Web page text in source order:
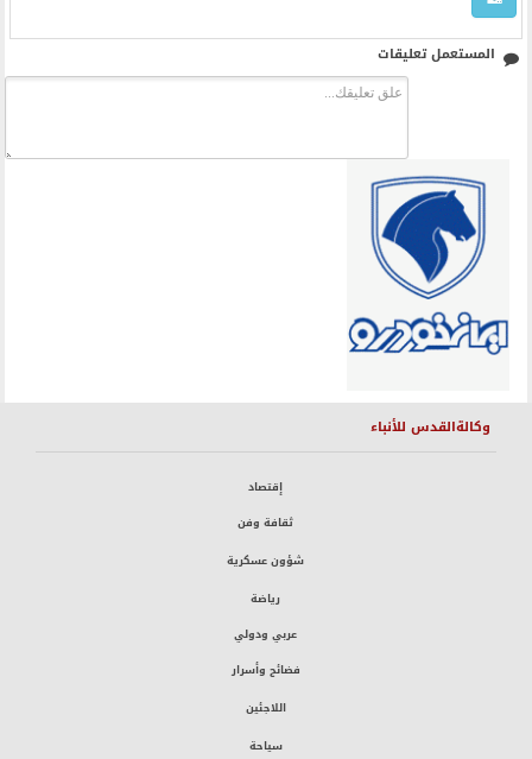
المستعمل تعليقات
وكالةالقدس للأنباء
إقتصاد
ثقافة وفن
شؤون عسكرية
رياضة
عربي ودولي
فضائح وأسرار
اللاجئين
سياحة